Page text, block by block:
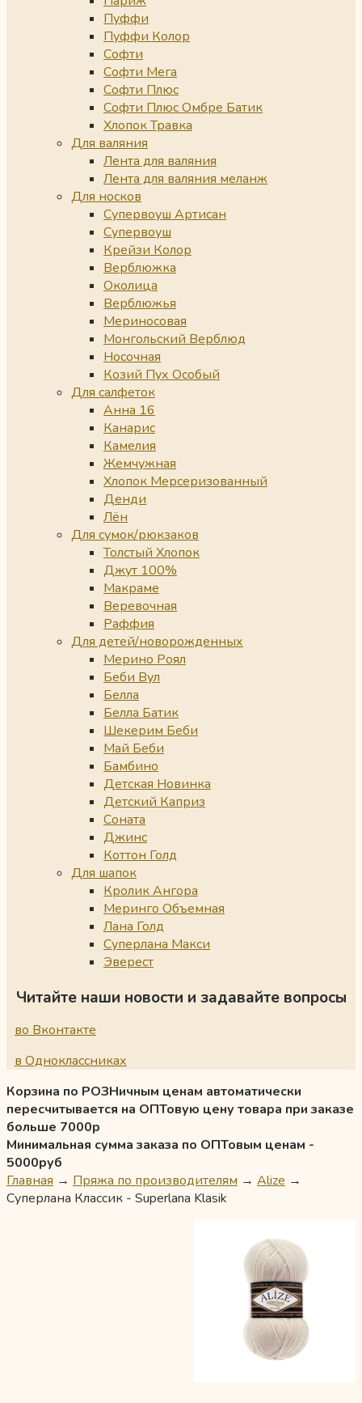
Пуффи
Пуффи Колор
Софти
Софти Мега
Софти Плюс
Софти Плюс Омбре Батик
Хлопок Травка
Для валяния
Лента для валяния
Лента для валяния меланж
Для носков
Супервоуш Артисан
Супервоуш
Крейзи Колор
Верблюжка
Околица
Верблюжья
Мериносовая
Монгольский Верблюд
Носочная
Козий Пух Особый
Для салфеток
Анна 16
Канарис
Камелия
Жемчужная
Хлопок Мерсеризованный
Денди
Лён
Для сумок/рюкзаков
Толстый Хлопок
Джут 100%
Макраме
Веревочная
Раффия
Для детей/новорожденных
Мерино Роял
Беби Вул
Белла
Белла Батик
Шекерим Беби
Май Беби
Бамбино
Детская Новинка
Детский Каприз
Соната
Джинс
Коттон Голд
Для шапок
Кролик Ангора
Меринго Объемная
Лана Голд
Суперлана Макси
Эверест
Читайте наши новости и задавайте вопросы
во Вконтакте
в Одноклассниках
Корзина по РОЗНичным ценам автоматически
пересчитывается на ОПТовую цену товара при заказе
больше 7000р
Минимальная сумма заказа по ОПТовым ценам -
5000руб
Главная → Пряжа по производителям → Alize →
Суперлана Классик - Superlana Klasik